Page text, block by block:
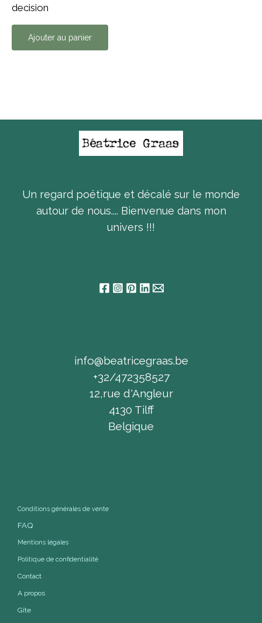
decision
Ajouter au panier
Un regard poétique et décalé sur le monde
autour de nous.... Bienvenue dans mon
univers !!!
info@beatricegraas.be
+32/472358527
12,rue d'Angleur
4130 Tilff
Belgique
Conditions générales de vente
FAQ
Mentions légales
Politique de confidentialité
Contact
A propos
Gîte